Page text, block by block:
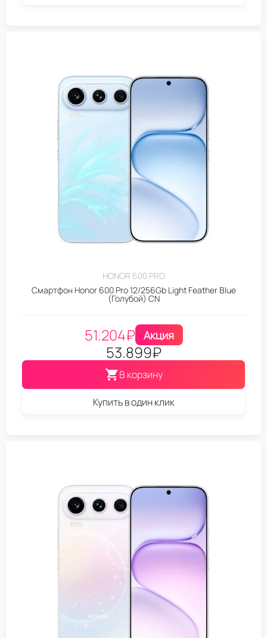
HONOR 600 PRO
Смартфон Honor 600 Pro 12/256Gb Light Feather Blue
(Голубой) CN
51.204₽ Акция
53.899₽
В корзину
Купить в один клик